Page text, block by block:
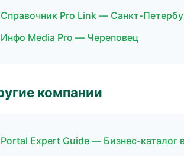
Справочник Pro Link — Санкт-
Инфо Media Pro — Череповец
компании
Portal Expert Guide — Бизнес-каталог